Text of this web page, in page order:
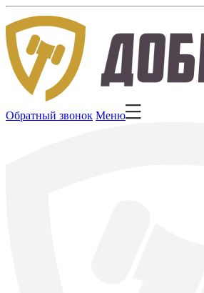
Обратный звонок Меню